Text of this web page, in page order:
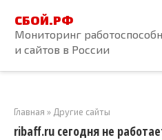
контенту
СБОЙ.РФ
Мониторинг
и сайтов в России
Главная » Другие сайты
ribaff.ru сегодня не